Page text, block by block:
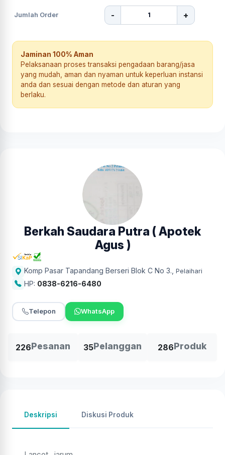
Jumlah Order - +
Jaminan 100% Aman
Pelaksanaan proses transaksi pengadaan barang/jasa
yang mudah, aman dan nyaman untuk keperluan instansi
anda dan sesuai dengan metode dan aturan yang
berlaku.
Berkah Saudara Putra ( Apotek
Agus )
Komp Pasar Tapandang Berseri Blok C No 3. Pelaihari
HP: 0838-6216-6480
Telepon WhatsApp
226Pesanan 35Pelanggan 286Produk
Deskripsi Diskusi Produk